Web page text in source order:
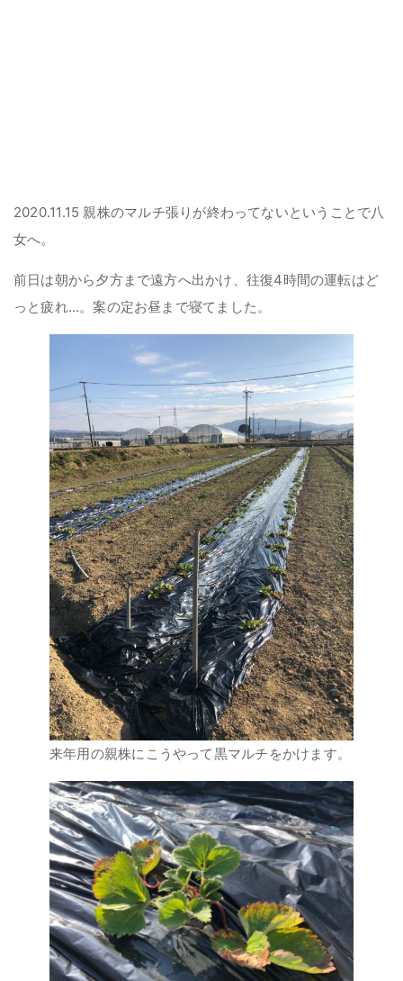
2020.11.15 親株のマルチ張りが終わってないということで八
女へ。
前日は朝から夕方まで遠方へ出かけ、往復4時間の運転はど
っと疲れ…。案の定お昼まで寝てました。
来年用の親株にこうやって黒マルチをかけます。